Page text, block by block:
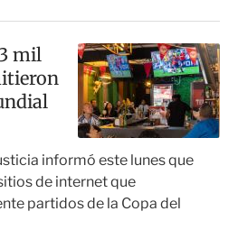
mil
informó este lunes que
de internet que
partidos de la Copa del